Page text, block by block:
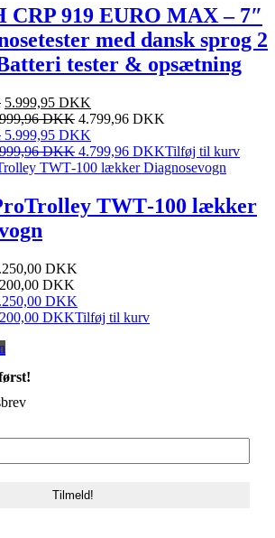
Mulighederne
kan
vælges
på
varesiden
CRP 919 EURO MAX – 7″
med dansk sprog 2
tester & opsætning
Den
oprindelige
pris
var:
7.499,95 DKK.
5.999,95 DKK
aktuelle
er:
5.999,95 DKK.
DKK 4.799,96 DKK
Den
oprindelige
pris
7.499,95 DKK.
5.999,95 DKK
aktuelle
pris
5.999,95 DKK.
DKK 4.799,96 DKKTilføj til kurv
TWT‑100 lækker
DKK
DKK
DKK
DKKTilføj til kurv